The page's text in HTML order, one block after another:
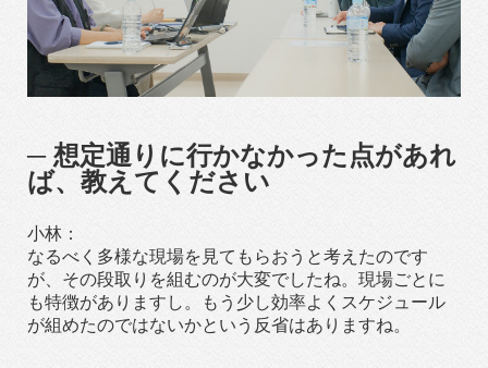
─ 想定通りに行かなかった点があれ
ば、教えてください
小林：
なるべく多様な現場を見てもらおうと考えたのです
が、その段取りを組むのが大変でしたね。現場ごとに
も特徴がありますし。もう少し効率よくスケジュール
が組めたのではないかという反省はありますね。